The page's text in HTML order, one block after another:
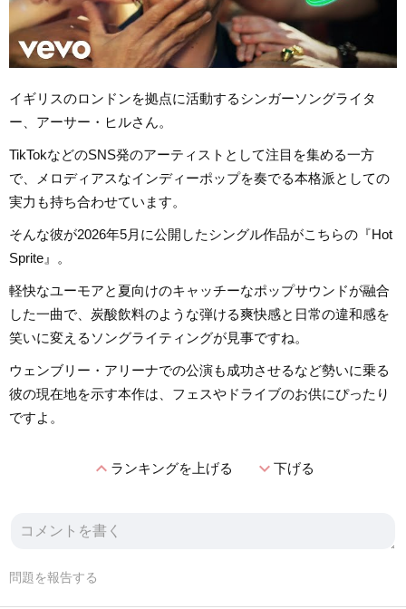
イギリスのロンドンを拠点に活動するシンガーソングライタ
ー、アーサー・ヒルさん。
TikTokなどのSNS発のアーティストとして注目を集める一方
で、メロディアスなインディーポップを奏でる本格派としての
実力も持ち合わせています。
そんな彼が2026年5月に公開したシングル作品がこちらの『Hot
Sprite』。
軽快なユーモアと夏向けのキャッチーなポップサウンドが融合
した一曲で、炭酸飲料のような弾ける爽快感と日常の違和感を
笑いに変えるソングライティングが見事ですね。
ウェンブリー・アリーナでの公演も成功させるなど勢いに乗る
彼の現在地を示す本作は、フェスやドライブのお供にぴったり
ですよ。
expand_lessランキングを上げる expand_more下げる
問題を報告する